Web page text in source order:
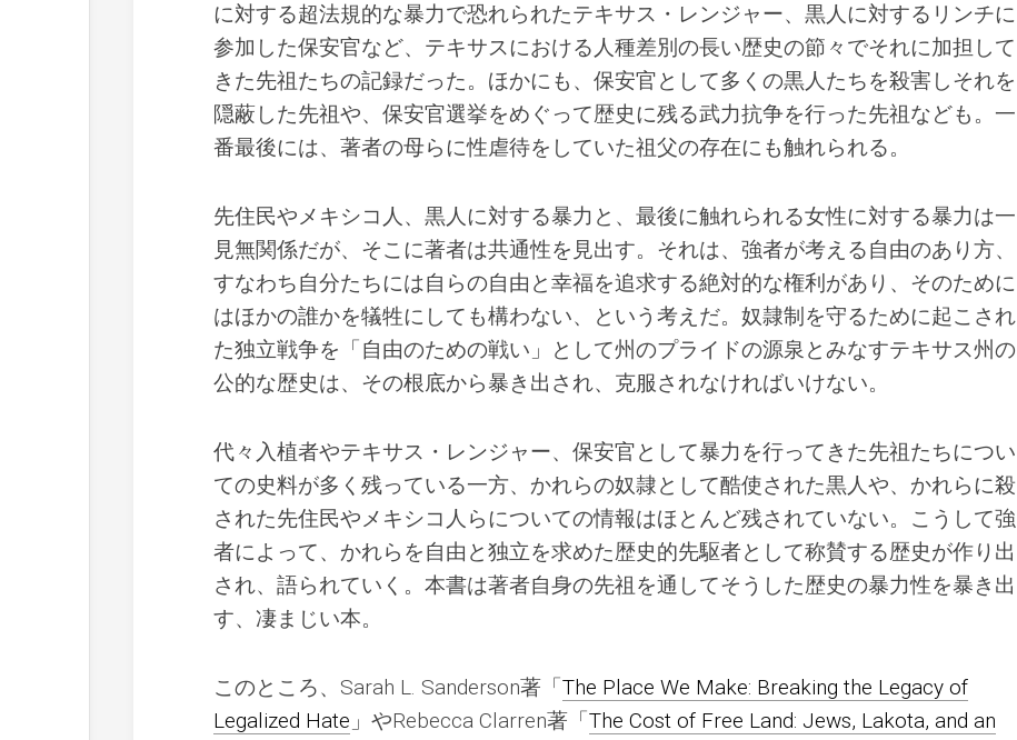
に対する超法規的な暴力で恐れられたテキサス・レンジャー、黒人に対するリンチに
参加した保安官など、テキサスにおける人種差別の長い歴史の節々でそれに加担して
きた先祖たちの記録だった。ほかにも、保安官として多くの黒人たちを殺害しそれを
隠蔽した先祖や、保安官選挙をめぐって歴史に残る武力抗争を行った先祖なども。一
番最後には、著者の母らに性虐待をしていた祖父の存在にも触れられる。
先住民やメキシコ人、黒人に対する暴力と、最後に触れられる女性に対する暴力は一
見無関係だが、そこに著者は共通性を見出す。それは、強者が考える自由のあり方、
すなわち自分たちには自らの自由と幸福を追求する絶対的な権利があり、そのために
はほかの誰かを犠牲にしても構わない、という考えだ。奴隷制を守るために起こされ
た独立戦争を「自由のための戦い」として州のプライドの源泉とみなすテキサス州の
公的な歴史は、その根底から暴き出され、克服されなければいけない。
代々入植者やテキサス・レンジャー、保安官として暴力を行ってきた先祖たちについ
ての史料が多く残っている一方、かれらの奴隷として酷使された黒人や、かれらに殺
された先住民やメキシコ人らについての情報はほとんど残されていない。こうして強
者によって、かれらを自由と独立を求めた歴史的先駆者として称賛する歴史が作り出
され、語られていく。本書は著者自身の先祖を通してそうした歴史の暴力性を暴き出
す、凄まじい本。
このところ、Sarah L. Sanderson著「The Place We Make: Breaking the Legacy of
Legalized Hate 」やRebecca Clarren著「The Cost of Free Land: Jews, Lakota, and an